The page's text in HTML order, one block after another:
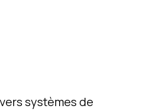
systèmes de